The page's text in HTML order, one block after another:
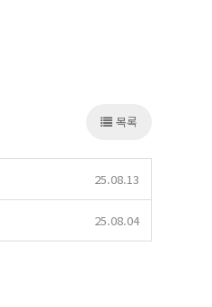
목록
25.08.13
25.08.04